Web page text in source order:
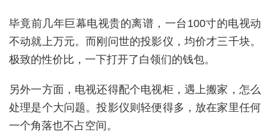
毕竟前几年巨幕电视贵的离谱，一台100寸的电视动
不动就上万元。而刚问世的投影仪，均价才三千块。
极致的性价比，一下打开了白领们的钱包。
另外一方面，电视还得配个电视柜，遇上搬家，怎么
处理是个大问题。投影仪则轻便得多，放在家里任何
一个角落也不占空间。